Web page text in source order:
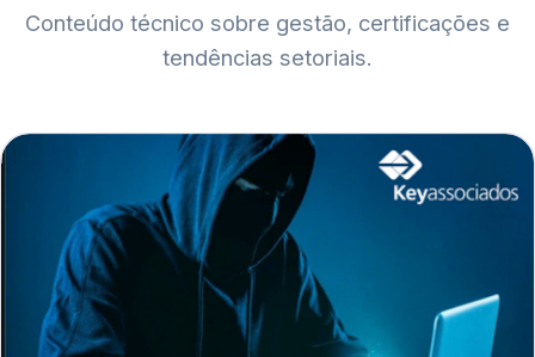
Conteúdo técnico sobre gestão, certificações e
tendências setoriais.